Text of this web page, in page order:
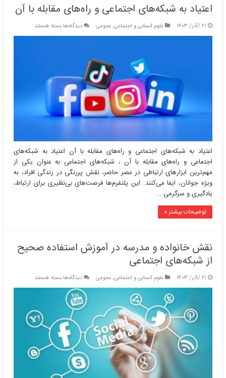
اعتیاد به شبکه‌های اجتماعی و راه‌های مقابله با آن
۲۱ /آذر/ ۱۴۰۳ علوم انسانی و اجتماعی,عمومی دیدگاه‌هابرای
اعتیاد
راه‌های
مقابله
با
آن
بسته هستند
اعتیاد به شبکه‌های اجتماعی و راه‌های مقابله با آن اعتیاد به شبکه‌های
اجتماعی و راه‌های مقابله با آن ، شبکه‌های اجتماعی به عنوان یکی از
مهم‌ترین ابزارهای ارتباطی در عصر حاضر، نقش پررنگی در زندگی افراد، به
ویژه جوانان، ایفا می‌کنند. این پلتفرم‌ها فرصت‌های بی‌نظیری برای ارتباط،
یادگیری و سرگرمی …
توضیحات بیشتر »
نقش خانواده و مدرسه در آموزش استفاده صحیح
از شبکه‌های اجتماعی
۲۱ /آذر/ ۱۴۰۳ علوم انسانی و اجتماعی,عمومی دیدگاه‌هابرای
نقش
مدرسه
در
آموزش
استفاده
صحیح
شبکه‌های
بسته هستند